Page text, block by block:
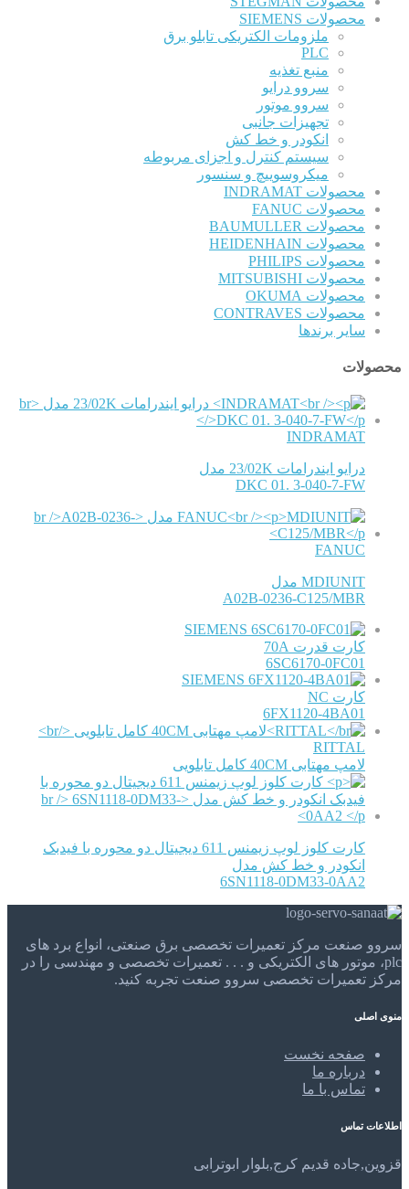
محصولات SIEMENS
ملزومات الکتریکی تابلو برق
PLC
منبع تغذیه
سروو درایو
سروو موتور
تجهیزات جانبی
انکودر و خط کش
سیستم کنترل و اجزای مربوطه
میکروسوییچ و سنسور
محصولات INDRAMAT
محصولات FANUC
محصولات BAUMULLER
محصولات HEIDENHAIN
محصولات PHILIPS
محصولات MITSUBISHI
محصولات OKUMA
محصولات CONTRAVES
سایر برندها
محصولات
INDRAMAT
درایو ایندرامات 23/02K مدل
DKC 01. 3-040-7-FW
FANUC
MDIUNIT مدل
A02B-0236-C125/MBR
SIEMENS
کارت قدرت 70A
6SC6170-0FC01
SIEMENS
کارت NC
6FX1120-4BA01
RITTAL
لامپ مهتابی 40CM کامل تابلویی
کارت کلوز لوپ زیمنس 611 دیجیتال دو محوره با فیدبک
انکودر و خط کش مدل
6SN1118-0DM33-0AA2
سروو صنعت مرکز تعمیرات تخصصی برق صنعتی، انواع برد های
plc، موتور های الکتریکی و . . . تعمیرات تخصصی و مهندسی را در
مرکز تعمیرات تخصصی سروو صنعت تجربه کنید.
منوی اصلی
صفحه نخست
درباره ما
تماس با ما
اطلاعات تماس
قزوین,جاده قدیم کرج,بلوار ابوترابی